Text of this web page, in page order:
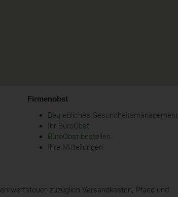
Firmenobst
Betriebliches Gesundheitsmanagement
Ihr BüroObst
BüroObst bestellen
Ihre Mitteilungen
zuzüglich Versandkosten, Pfand und